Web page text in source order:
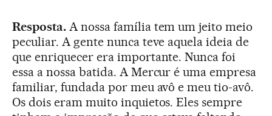
Resposta.A nossa família tem um jeito meio
peculiar. A gente nunca teve aquela ideia de
que enriquecer era importante. Nunca foi
essa a nossa batida. A Mercur é uma empresa
familiar, fundada por meu avô e meu tio-avô.
Os dois eram muito inquietos. Eles sempre